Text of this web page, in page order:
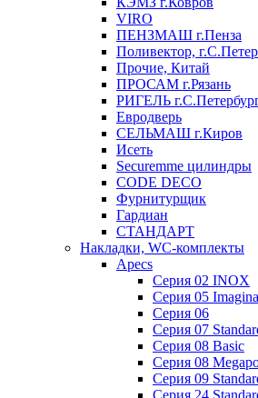
VIRO
ПЕНЗМАШ г.Пенза
Поливектор,
Прочие, Китай
ПРОСАМ г.Рязань
РИГЕЛЬ
Евродверь
СЕЛЬМАШ г.Киров
Исеть
Securemme цилиндры
CODE DECO
Фурнитурщик
Гардиан
СТАНДАРТ
Накладки, WC-комплекты
Apecs
Cерия 02 INOX
Cерия 05
Cерия 06
Cерия 07
Cерия 08 Basic
Cерия 08
Cерия 09
Cерия 24